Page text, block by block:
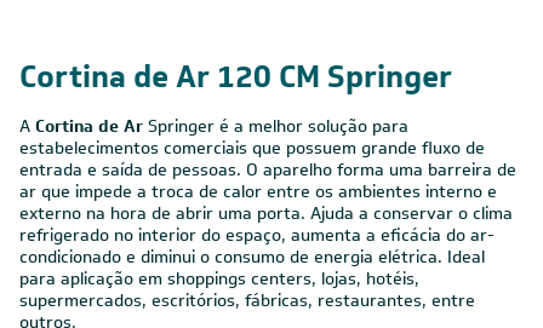
Cortina de Ar 120 CM Springer
A Cortina de Ar Springer é a melhor solução para
estabelecimentos comerciais que possuem grande fluxo de
entrada e saída de pessoas. O aparelho forma uma barreira de
ar que impede a troca de calor entre os ambientes interno e
externo na hora de abrir uma porta. Ajuda a conservar o clima
refrigerado no interior do espaço, aumenta a eficácia do ar-
condicionado e diminui o consumo de energia elétrica. Ideal
para aplicação em shoppings centers, lojas, hotéis,
supermercados, escritórios, fábricas, restaurantes, entre
outros.